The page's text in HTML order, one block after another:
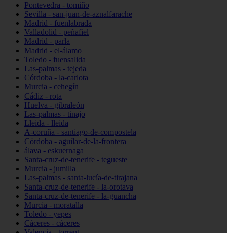
Pontevedra - tomiño
Sevilla - san-juan-de-aznalfarache
Madrid - fuenlabrada
Valladolid - peñafiel
Madrid - parla
Madrid - el-álamo
Toledo - fuensalida
Las-palmas - tejeda
Córdoba - la-carlota
Murcia - cehegín
Cádiz - rota
Huelva - gibraleón
Las-palmas - tinajo
Lleida - lleida
A-coruña - santiago-de-compostela
Córdoba - aguilar-de-la-frontera
álava - eskuernaga
Santa-cruz-de-tenerife - tegueste
Murcia - jumilla
Las-palmas - santa-lucía-de-tirajana
Santa-cruz-de-tenerife - la-orotava
Santa-cruz-de-tenerife - la-guancha
Murcia - moratalla
Toledo - yepes
Cáceres - cáceres